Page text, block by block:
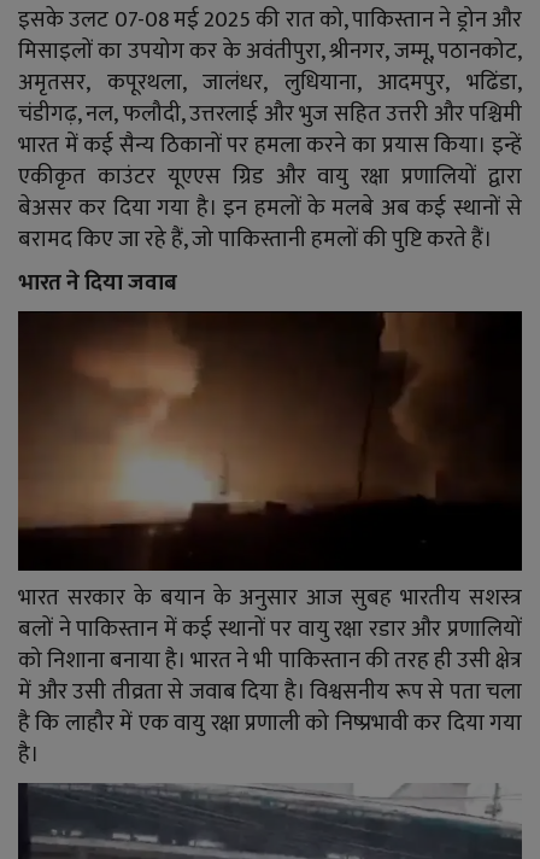
इसके उलट 07-08 मई 2025 की रात को, पाकिस्तान ने ड्रोन और
मिसाइलों का उपयोग कर के अवंतीपुरा, श्रीनगर, जम्मू, पठानकोट,
अमृतसर, कपूरथला, जालंधर, लुधियाना, आदमपुर, भढिंडा,
चंडीगढ़, नल, फलौदी, उत्तरलाई और भुज सहित उत्तरी और पश्चिमी
भारत में कई सैन्य ठिकानों पर हमला करने का प्रयास किया। इन्हें
एकीकृत काउंटर यूएएस ग्रिड और वायु रक्षा प्रणालियों द्वारा
बेअसर कर दिया गया है। इन हमलों के मलबे अब कई स्थानों से
बरामद किए जा रहे हैं, जो पाकिस्तानी हमलों की पुष्टि करते हैं।
भारत ने दिया जवाब
भारत सरकार के बयान के अनुसार आज सुबह भारतीय सशस्त्र
बलों ने पाकिस्तान में कई स्थानों पर वायु रक्षा रडार और प्रणालियों
को निशाना बनाया है। भारत ने भी पाकिस्तान की तरह ही उसी क्षेत्र
में और उसी तीव्रता से जवाब दिया है। विश्वसनीय रूप से पता चला
है कि लाहौर में एक वायु रक्षा प्रणाली को निष्प्रभावी कर दिया गया
है।